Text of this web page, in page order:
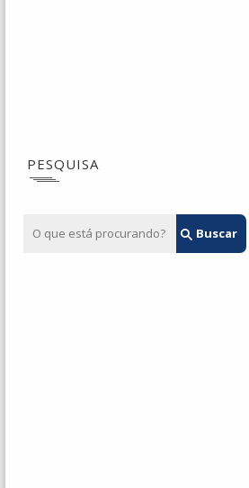
PESQUISA